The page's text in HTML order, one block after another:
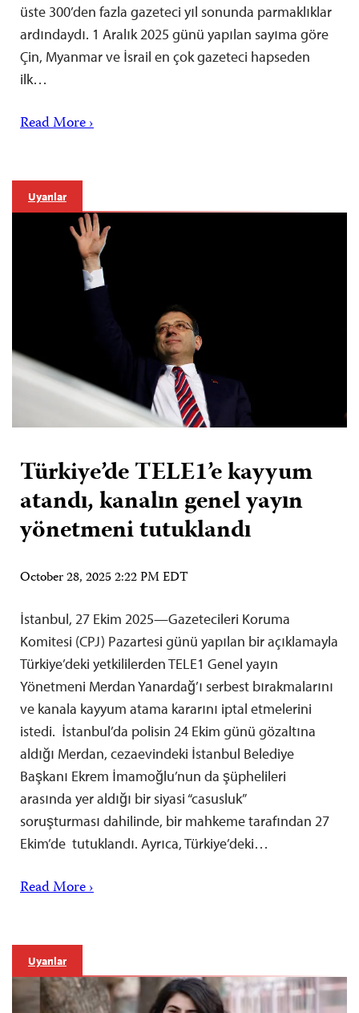
üste 300’den fazla gazeteci yıl sonunda parmaklıklar
ardındaydı. 1 Aralık 2025 günü yapılan sayıma göre
Çin, Myanmar ve İsrail en çok gazeteci hapseden
ilk…
Read More ›
Uyarılar
Türkiye’de TELE1’e kayyum
atandı, kanalın genel yayın
yönetmeni tutuklandı
October 28, 2025 2:22 PM EDT
İstanbul, 27 Ekim 2025—Gazetecileri Koruma
Komitesi (CPJ) Pazartesi günü yapılan bir açıklamayla
Türkiye’deki yetkililerden TELE1 Genel yayın
Yönetmeni Merdan Yanardağ’ı serbest bırakmalarını
ve kanala kayyum atama kararını iptal etmelerini
istedi. İstanbul’da polisin 24 Ekim günü gözaltına
aldığı Merdan, cezaevindeki İstanbul Belediye
Başkanı Ekrem İmamoğlu’nun da şüphelileri
arasında yer aldığı bir siyasi “casusluk”
soruşturması dahilinde, bir mahkeme tarafından 27
Ekim’de tutuklandı. Ayrıca, Türkiye’deki…
Read More ›
Uyarılar